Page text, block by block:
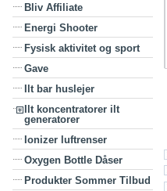
Bliv Affiliate
Energi Shooter
Fysisk aktivitet og sport
Gave
Ilt bar huslejer
Ilt koncentratorer ilt
generatorer
Ionizer luftrenser
Oxygen Bottle Dåser
Produkter Sommer Tilbud